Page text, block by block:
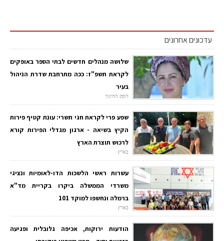
עדכונים אחרונים
שלושה מנהלים חדשים לבתי הספר באופקים
לקראת תשפ"ז: ככה מתרחבת שדרת הניהול
בעיר
דופק החינוך
שפע פרי לקראת חגי תשרי: עונת קטיף פירות
הקיץ בשיאה - ארגון מגדלי הפירות קורא
לרכוש תוצרת הארץ
בארץ
עשרות ראשי הלשכות הדו-לאומיות ונציגי
משרדי הממשלה ביקרו בקריית מד"א
ברמלה ונחשפו למוקד 101
בארץ
הודעות ירוקות, אכיפה גלובלית ופגיעה